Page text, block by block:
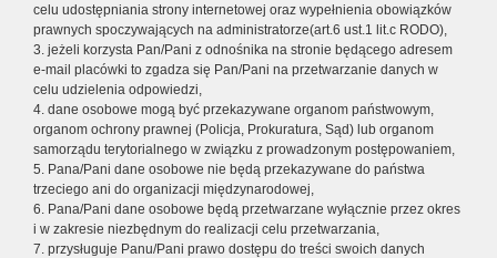
celu udostępniania strony internetowej oraz wypełnienia obowiązków
prawnych spoczywających na administratorze(art.6 ust.1 lit.c RODO),
3. jeżeli korzysta Pan/Pani z odnośnika na stronie będącego adresem
e-mail placówki to zgadza się Pan/Pani na przetwarzanie danych w
celu udzielenia odpowiedzi,
4. dane osobowe mogą być przekazywane organom państwowym,
organom ochrony prawnej (Policja, Prokuratura, Sąd) lub organom
samorządu terytorialnego w związku z prowadzonym postępowaniem,
5. Pana/Pani dane osobowe nie będą przekazywane do państwa
trzeciego ani do organizacji międzynarodowej,
6. Pana/Pani dane osobowe będą przetwarzane wyłącznie przez okres
i w zakresie niezbędnym do realizacji celu przetwarzania,
7. przysługuje Panu/Pani prawo dostępu do treści swoich danych